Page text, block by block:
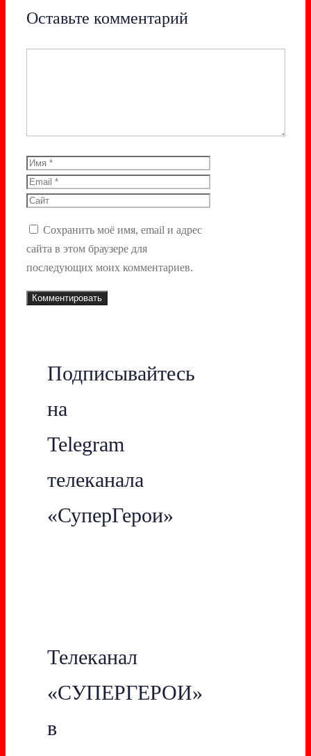
Оставьте комментарий
Имя
Email
Сайт
Сохранить моё имя, email и адрес
сайта в этом браузере для
последующих моих комментариев.
Подписывайтесь
на
Telegram
телеканала
«СуперГерои»
Телеканал
«СУПЕРГЕРОИ»
в